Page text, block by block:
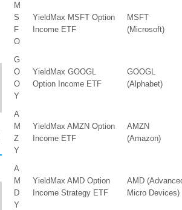
M
S
F
O
YieldMax MSFT Option
Income ETF
MSFT
(Microsoft)
G
O
O
Y
YieldMax GOOGL
Option Income ETF
GOOGL
(Alphabet)
A
M
Z
Y
YieldMax AMZN Option
Income ETF
AMZN
(Amazon)
A
M
D
Y
YieldMax AMD Option
Income Strategy ETF
AMD
Micro Devices)